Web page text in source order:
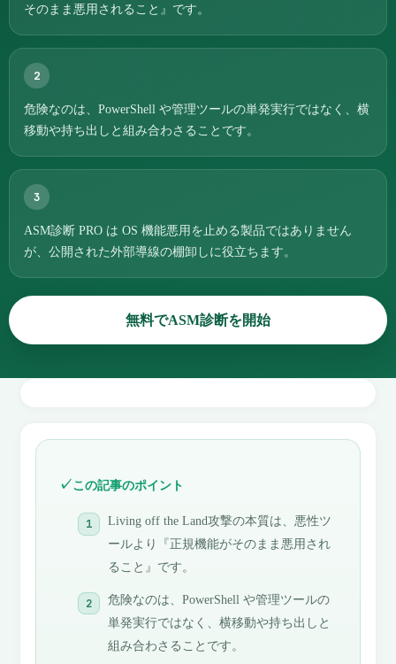
そのまま悪用されること』です。
2
危険なのは、PowerShell や管理ツールの単発実行ではなく、横
移動や持ち出しと組み合わさることです。
3
ASM診断 PRO は OS 機能悪用を止める製品ではありません
が、公開された外部導線の棚卸しに役立ちます。
無料でASM診断を開始
この記事のポイント
Living off the Land攻撃の本質は、悪性ツ
ールより『正規機能がそのまま悪用され
ること』です。
危険なのは、PowerShell や管理ツールの
単発実行ではなく、横移動や持ち出しと
組み合わさることです。